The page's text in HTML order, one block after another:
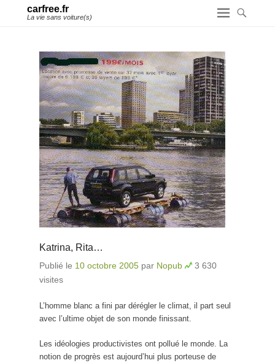
carfree.fr
La vie sans voiture(s)
Katrina, Rita…
Publié le 10 octobre 2005 par Nopub
3 630
visites
L’homme blanc a fini par dérégler le climat, il part seul
avec l’ultime objet de son monde finissant.
Les idéologies productivistes ont pollué le monde. La
notion de progrès est aujourd’hui plus porteuse de